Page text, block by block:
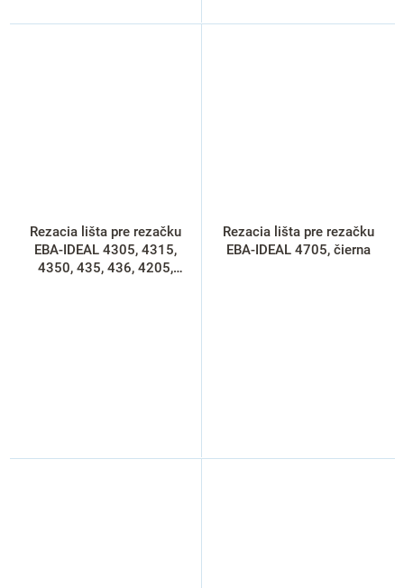
Rezacia lišta pre rezačku
EBA-IDEAL 4305, 4315,
4350, 435, 436, 4205,
Rezacia lišta pre rezačku
EBA-IDEAL 4705, čierna